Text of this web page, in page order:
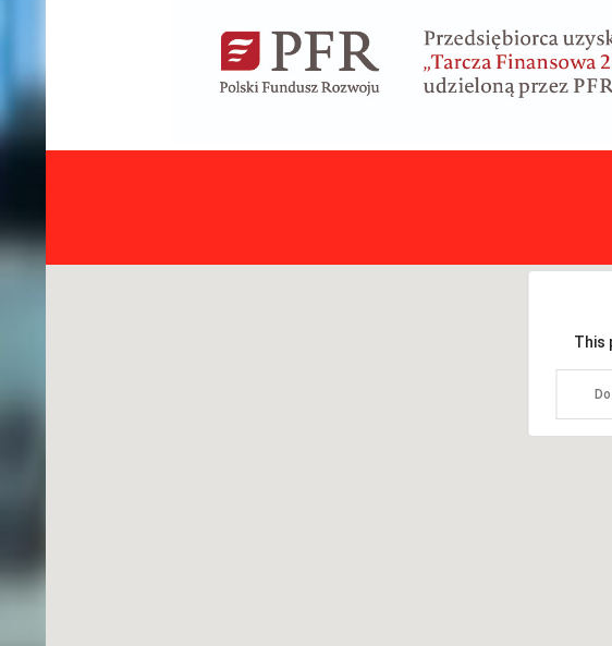
This